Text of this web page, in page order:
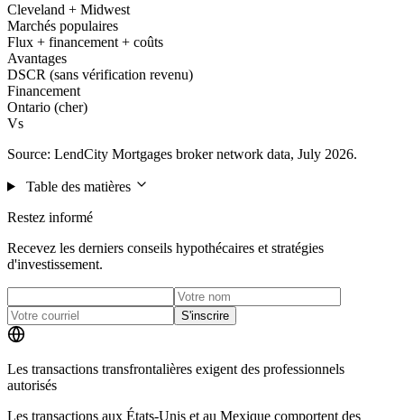
Cleveland + Midwest
Marchés populaires
Flux + financement + coûts
Avantages
DSCR (sans vérification revenu)
Financement
Ontario (cher)
Vs
Source: LendCity Mortgages broker network data, July 2026.
Table des matières
Restez informé
Recevez les derniers conseils hypothécaires et stratégies
d'investissement.
S'inscrire
Les transactions transfrontalières exigent des professionnels
autorisés
Les transactions aux États-Unis et au Mexique comportent des